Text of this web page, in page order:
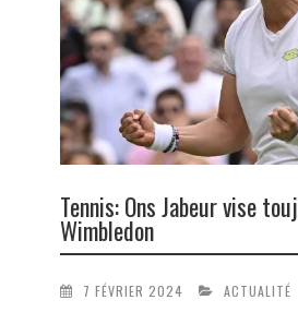
Tennis: Ons Jabeur vise
Wimbledon
7 FÉVRIER 2024 ACTUALITÉ